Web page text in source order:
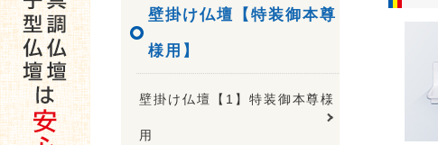
壁掛け仏壇【特装御本尊
様用】
壁掛け仏壇【1】特装御本尊様
用